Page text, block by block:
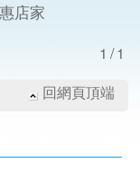
店家
1/1
回網頁頂端